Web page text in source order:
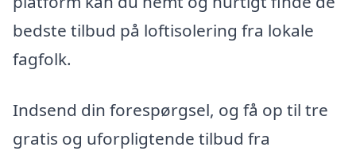
bedste tilbud på loftisolering fra lokale
fagfolk.
Indsend din forespørgsel, og få op til tre
gratis og uforpligtende tilbud fra